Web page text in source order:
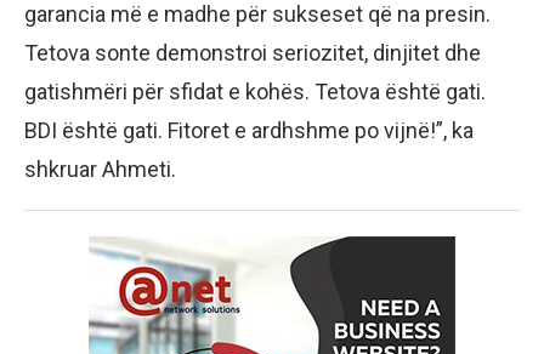
garancia më e madhe për sukseset që na presin.
Tetova sonte demonstroi seriozitet, dinjitet dhe
gatishmëri për sfidat e kohës. Tetova është gati.
BDI është gati. Fitoret e ardhshme po vijnë!”, ka
shkruar Ahmeti.